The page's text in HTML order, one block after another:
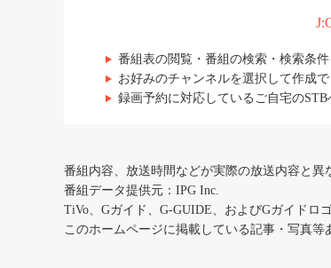
番組表の閲覧・番組の検索・検索条
お好みのチャンネルを選択して作成で
録画予約に対応しているご自宅のSTB
番組内容、放送時間などが実際の放送内容と異
番組データ提供元：IPG Inc.
TiVo、Gガイド、G-GUIDE、およびGガイドロ
このホームページに掲載している記事・写真等